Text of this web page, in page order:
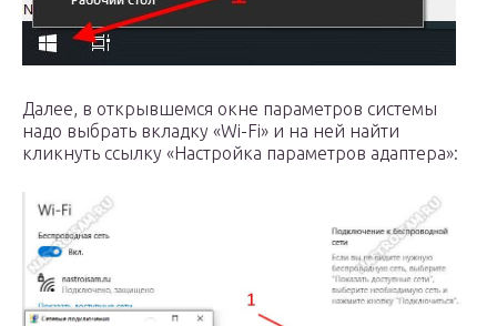
Далее, в открывшемся окне параметров системы
надо выбрать вкладку «Wi-Fi» и на ней найти
кликнуть ссылку «Настройка параметров адаптера»: